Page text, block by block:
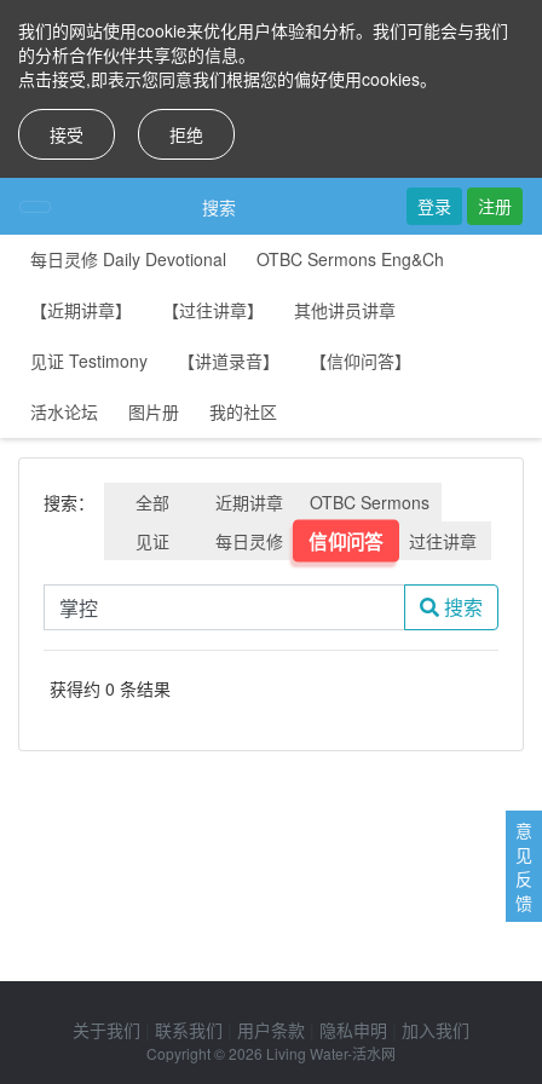
我们的网站使用cookie来优化用户体验和分析。我们可能会与我们
的分析合作伙伴共享您的信息。
点击接受,即表示您同意我们根据您的偏好使用cookies。
接受 拒绝
搜索 登录 注册
每日灵修 Daily Devotional OTBC Sermons Eng&Ch
【近期讲章】 【过往讲章】 其他讲员讲章
见证 Testimony 【讲道录音】 【信仰问答】
活水论坛 图片册 我的社区
搜索： 全部 近期讲章
OTBC Sermons
见证
每日灵修 信仰问答 过往讲章
搜索
获得约 0 条结果
关于我们 联系我们 用户条款 隐私申明 加入我们
Copyright © 2026 Living Water-活水网
意
见
反
馈